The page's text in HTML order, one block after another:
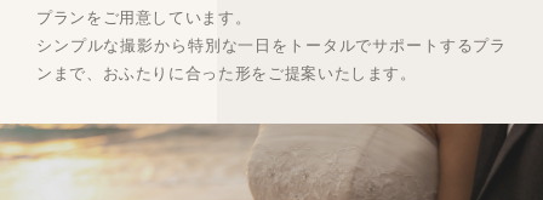
プランをご用意しています。
シンプルな撮影から特別な一日をトータルでサポートするプラ
ンまで、おふたりに合った形をご提案いたします。